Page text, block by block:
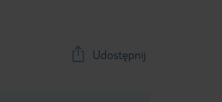
Udostępnij